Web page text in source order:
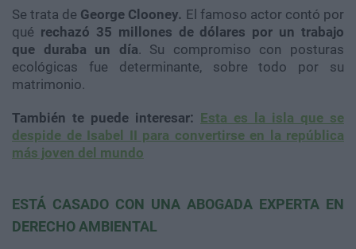
Se trata de George Clooney. El famoso actor contó por
qué rechazó 35 millones de dólares por un trabajo
que duraba un día. Su compromiso con posturas
ecológicas fue determinante, sobre todo por su
matrimonio.
También te puede interesar: Esta es la isla que se
despide de Isabel II para convertirse en la república
más joven del mundo
ESTÁ CASADO CON UNA ABOGADA EXPERTA EN
DERECHO AMBIENTAL